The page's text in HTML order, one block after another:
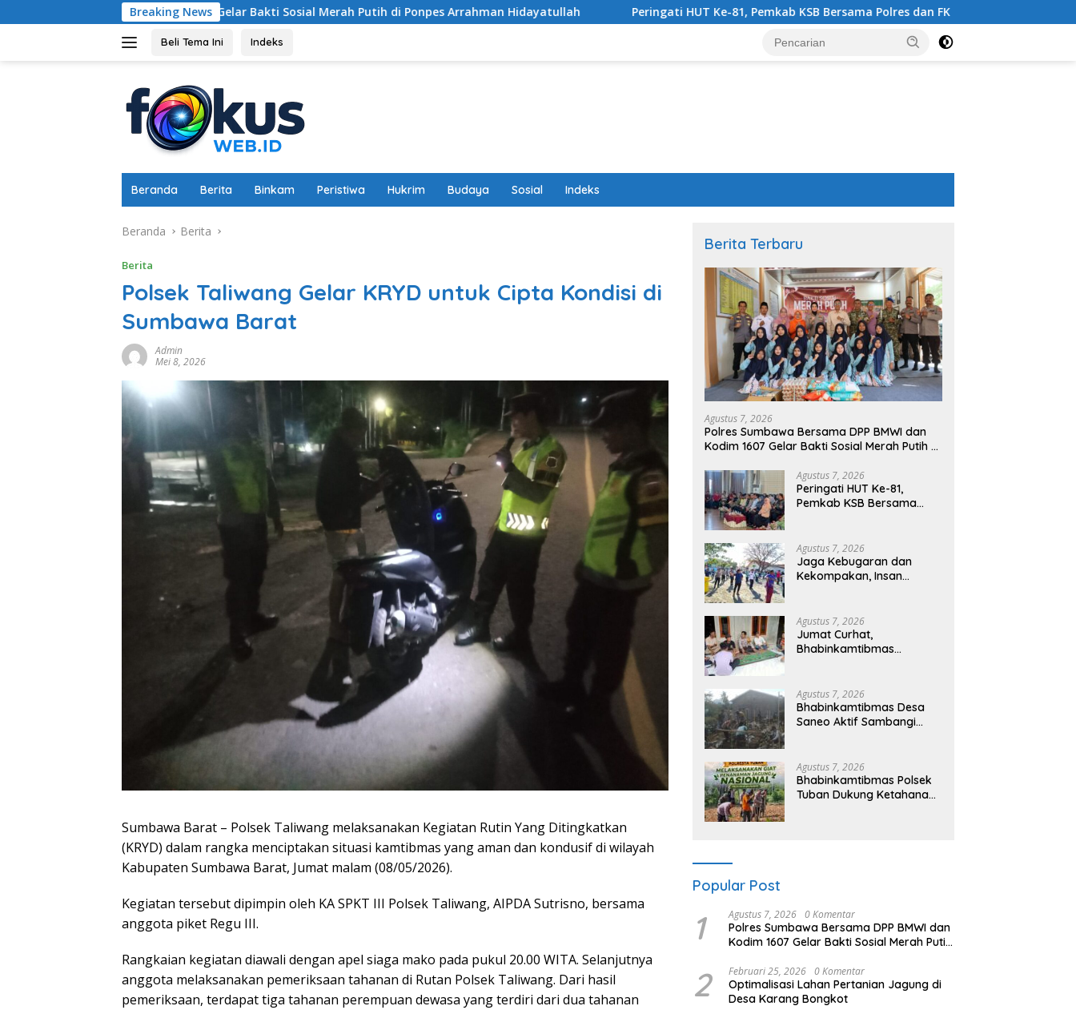
ke
Breaking News
Kodim 1607 Gelar Bakti Sosial Merah Putih di Ponpes Arrahman Hidayatullah Peringati HUT Ke-81, Pemkab KSB Bersama Polres dan FK Unair Gelar Seminar Kesehatan “1000 Hari
Beli Tema Ini Indeks
Beranda Berita Binkam Peristiwa Hukrim Budaya Sosial Indeks
Beranda Berita
Berita
Polsek Taliwang Gelar KRYD untuk Cipta Kondisi di
Sumbawa Barat
Admin
Mei 8, 2026
Sumbawa Barat – Polsek Taliwang melaksanakan Kegiatan Rutin Yang Ditingkatkan
(KRYD) dalam rangka menciptakan situasi kamtibmas yang aman dan kondusif di wilayah
Kabupaten Sumbawa Barat, Jumat malam (08/05/2026).
Kegiatan tersebut dipimpin oleh KA SPKT III Polsek Taliwang, AIPDA Sutrisno, bersama
anggota piket Regu III.
Rangkaian kegiatan diawali dengan apel siaga mako pada pukul 20.00 WITA. Selanjutnya
anggota melaksanakan pemeriksaan tahanan di Rutan Polsek Taliwang. Dari hasil
pemeriksaan, terdapat tiga tahanan perempuan dewasa yang terdiri dari dua tahanan
Berita Terbaru
Agustus 7, 2026
Polres Sumbawa Bersama DPP BMWI dan
Kodim 1607 Gelar Bakti Sosial Merah Putih di
Agustus 7, 2026
Peringati HUT Ke-81,
Pemkab KSB Bersama
Hari Pertama Kehidupan”
Agustus 7, 2026
Jaga Kebugaran dan
Kekompakan, Insan
Agustus 7, 2026
Jumat Curhat,
Bhabinkamtibmas
Narkoba Demi Kamtibmas
Kondusif
Agustus 7, 2026
Bhabinkamtibmas Desa
Saneo Aktif Sambangi
Kamtibmas
Agustus 7, 2026
Bhabinkamtibmas Polsek
Tuban Dukung Ketahanan
Popular Post
1 Agustus 7, 2026 0 Komentar
Polres Sumbawa Bersama DPP BMWI dan
Kodim 1607 Gelar Bakti Sosial Merah Putih
2 Februari 25, 2026 0 Komentar
Optimalisasi Lahan Pertanian Jagung di
Desa Karang Bongkot